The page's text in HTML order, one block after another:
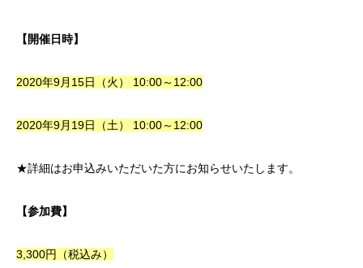
【開催日時】
2020年9月15日（火） 10:00～12:00
2020年9月19日（土） 10:00～12:00
★詳細はお申込みいただいた方にお知らせいたします。
【参加費】
3,300円（税込み）